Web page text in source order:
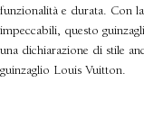
funzionalità e durata. Con
impeccabili, questo
una dichiarazione di stile
guinzaglio Louis Vuitton.